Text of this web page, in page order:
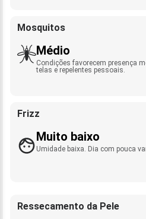
Mosquitos
Médio
Condições favorecem presença
telas e repelentes pessoais.
Frizz
Muito baixo
Umidade baixa. Dia com pouca
Ressecamento da Pele